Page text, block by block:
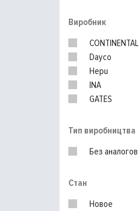
Виробник
CONTINENTAL
Dayco
Hepu
INA
GATES
Тип виробництва
Без аналогов
Стан
Новое